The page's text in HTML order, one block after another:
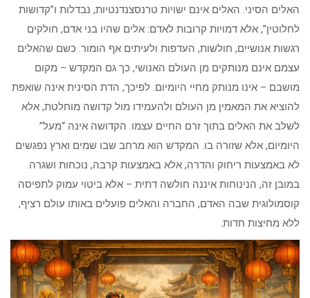
האלים הסיני. האלים אינם ישויות טרנסצנדנטיות, נבדלות ו”קדושות
לחלוטין”, אלא דמויות קרובות לאדם: אלים שהיו בני אדם, חולקים
רגשות אנושיים, חולשות, העדפות ולעיתים אף הומור. כשם שהאלים
עצמם אינם מנותקים מן העולם האנושי, כך גם המקדש – מקום
מושבם – אינו מנותק מחיי היומיום. לפיכך, הדת הסינית אינה שואפת
להוציא את המאמין מן העולם ולהעמידו מול קדושה מוחלטת, אלא
לשלב את האלים בתוך זרם החיים עצמו. הקדושה אינה “מעל”
היומיום, אלא שזורה בו. המקדש הוא מרחב שבו שמים וארץ נפגשים
לא באמצעות ריחוק והדרה, אלא באמצעות קרבה, נוכחות ושגרה.
במובן זה, הנינוחות איננה חולשה דתית – אלא ביטוי עמוק לתפיסה
קוסמולוגית שבה האדם, החברה והאלים פועלים באותו עולם רציף,
ללא מחיצות חדות.